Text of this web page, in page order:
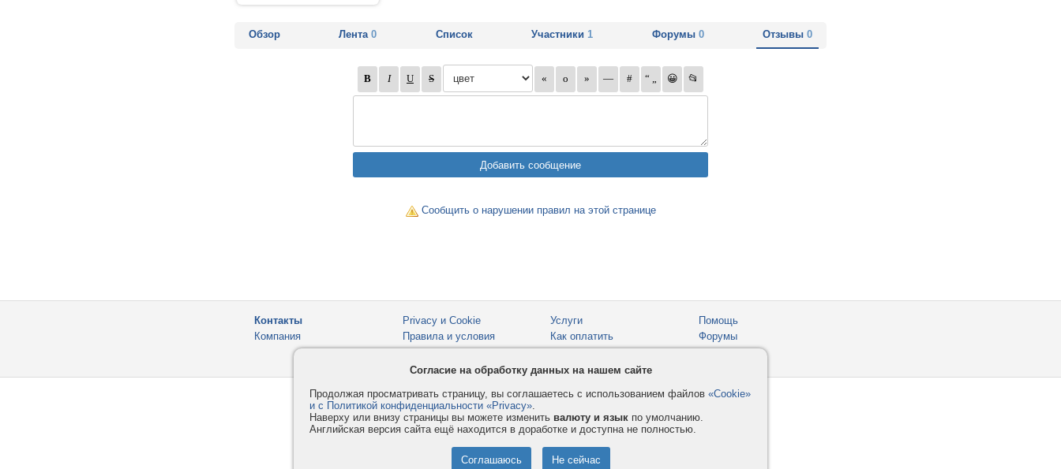
Обзор Лента0 Список Участники1 Форумы 0 Отзывы 0
Сообщить о нарушении правил на этой странице
Контакты
Компания
Privacy и Cookie
Правила и условия
Услуги
Как оплатить
Помощь
Форумы
Согласие на обработку данных на нашем сайте
Продолжая просматривать страницу, вы соглашаетесь с использованием файлов «Cookie»
и с Политикой конфиденциальности «Privacy».
Наверху или внизу страницы вы можете изменить валюту и язык по умолчанию.
Английская версия сайта ещё находится в доработке и доступна не полностью.